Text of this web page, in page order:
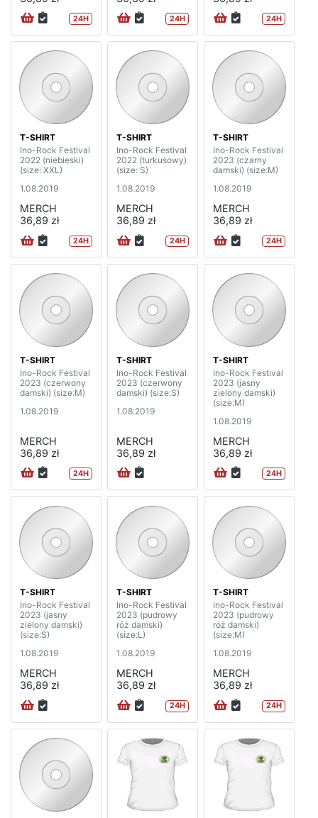
24H 24H 24H
T-SHIRT
Ino-Rock Festival
2022 (niebieski)
(size: XXL)
1.08.2019
MERCH
36,89 zł
24H
T-SHIRT
Ino-Rock Festival
2022 (turkusowy)
(size: S)
1.08.2019
MERCH
36,89 zł
24H
T-SHIRT
Ino-Rock Festival
2023 (czarny
damski) (size:M)
1.08.2019
MERCH
36,89 zł
24H
T-SHIRT
Ino-Rock Festival
2023 (czerwony
damski) (size:M)
1.08.2019
MERCH
36,89 zł
24H
T-SHIRT
Ino-Rock Festival
2023 (czerwony
damski) (size:S)
1.08.2019
MERCH
36,89 zł
T-SHIRT
Ino-Rock Festival
2023 (jasny
zielony damski)
(size:M)
1.08.2019
MERCH
36,89 zł
24H
T-SHIRT
Ino-Rock Festival
2023 (jasny
zielony damski)
(size:S)
1.08.2019
MERCH
36,89 zł
T-SHIRT
Ino-Rock Festival
2023 (pudrowy
róż damski)
(size:L)
1.08.2019
MERCH
36,89 zł
24H
T-SHIRT
Ino-Rock Festival
2023 (pudrowy
róż damski)
(size:M)
1.08.2019
MERCH
36,89 zł
24H